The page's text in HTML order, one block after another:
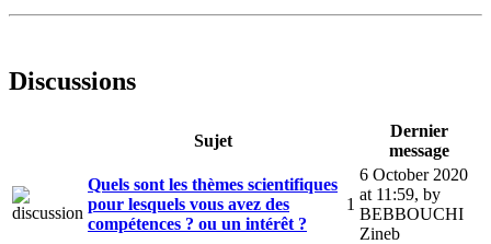
Discussions
Sujet
Dernier
message
Quels sont les thèmes scientifiques
pour lesquels vous avez des
compétences ? ou un intérêt ?
1
6 October 2020
at 11:59, by
BEBBOUCHI
Zineb